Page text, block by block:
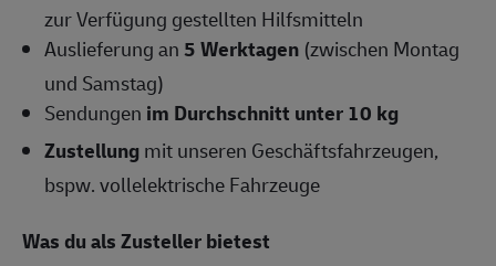
zur Verfügung gestellten Hilfsmitteln
Auslieferung an5 Werktagen (zwischen Montag
und Samstag)
Sendungen im Durchschnitt unter 10 kg
Zustellungmit unseren Geschäftsfahrzeugen,
bspw. vollelektrische Fahrzeuge
Was du als Zusteller bietest